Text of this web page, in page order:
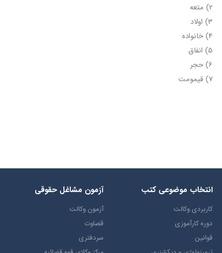
2) متعه
3) اولاد
4) خانواده
5) انفاق
6) حجر
7) قیمومت
انتخاب​ موضوعي​ کتب
کاربردی وکالت
دوره کارآموزی
قوانین
آزمون مشاغل حقوقی
آزمون وکالت
قضاوت
سردفتری